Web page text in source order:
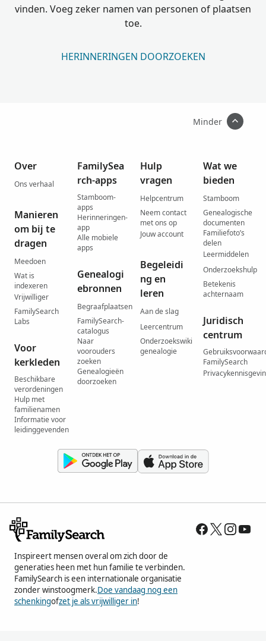
vinden. Voeg zeker namen van personen of plaatsen
toe.
HERINNERINGEN DOORZOEKEN
Minder
Over
Ons verhaal
Manieren
om bij te
dragen
Meedoen
Wat is
indexeren
Vrijwilliger
FamilySearch
Labs
Voor
kerkleden
Beschikbare
verordeningen
Hulp met
familienamen
Informatie voor
leidinggevenden
FamilySea
rch-apps
Stamboom-
apps
Herinneringen-
app
Alle mobiele
apps
Genealogi
ebronnen
Begraafplaatsen
FamilySearch-
catalogus
Naar
voorouders
zoeken
Genealogieën
doorzoeken
Hulp
vragen
Helpcentrum
Neem contact
met ons op
Jouw account
Begeleidi
ng en
leren
Aan de slag
Leercentrum
Onderzoekswiki
genealogie
Wat we
bieden
Stamboom
Genealogische
documenten
Familiefoto’s
delen
Leermiddelen
Onderzoekshulp
Betekenis
achternaam
Juridisch
centrum
FamilySearch
Inspireert mensen overal om zich door de
generaties heen met hun familie te verbinden.
FamilySearch is een internationale organisatie
zonder winstoogmerk.Doe vandaag nog een
schenkingofzet je als vrijwilliger in!